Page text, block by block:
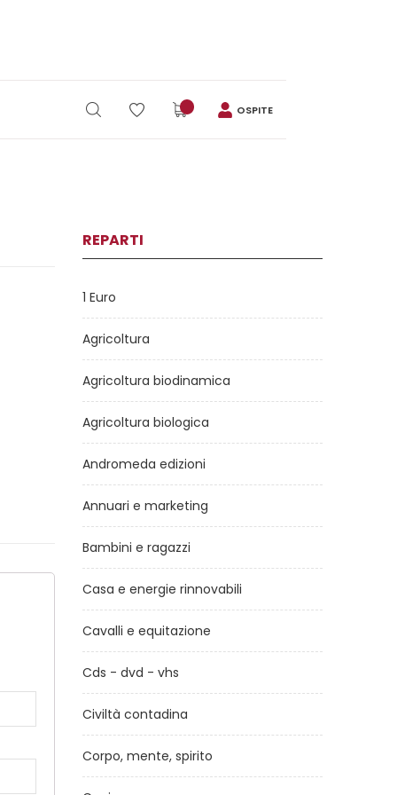
OSPITE
REPARTI
1 Euro
Agricoltura
Agricoltura biodinamica
Agricoltura biologica
Andromeda edizioni
Annuari e marketing
Bambini e ragazzi
Casa e energie rinnovabili
Cavalli e equitazione
Cds - dvd - vhs
Civiltà contadina
Corpo, mente, spirito